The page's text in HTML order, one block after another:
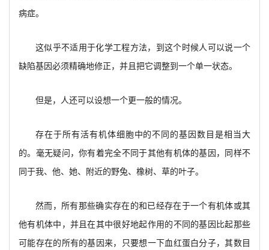
病症。
这似乎不适用于化学工程方法，到这个时候人可以说一个
缺陷基因必须精确地修正，并且把它调整到一个单一状态。
但是，人还可以设想一个更一般的情况。
存在于所有活有机体细胞中的不同的基因数目是相当大
的。毫无疑问，你有着完全不同于其他有机体的基因，同样不
同于我、他、她、附近的野兔、橡树、草的叶子。
然而，所有那些确实存在的和已经存在于一个有机体或其
他有机体中，并且在其中很好地起作用的不同的基因比起那些
可能存在的所有的基因来，只要想一下血红蛋白分子，其数目